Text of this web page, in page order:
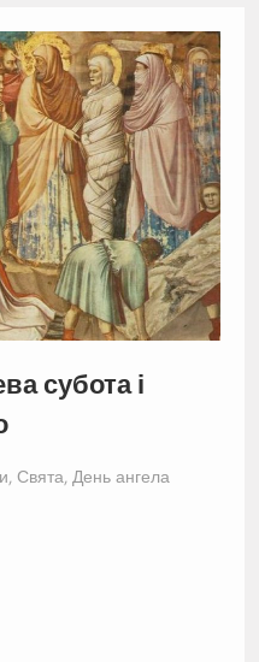
субота і
, Свята, День ангела